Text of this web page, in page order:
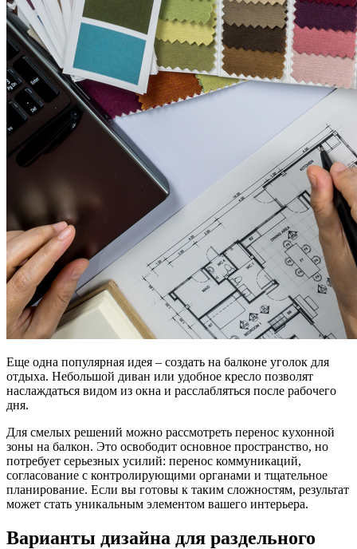
Еще одна популярная идея – создать на балконе уголок для
отдыха. Небольшой диван или удобное кресло позволят
наслаждаться видом из окна и расслабляться после рабочего
дня.
Для смелых решений можно рассмотреть перенос кухонной
зоны на балкон. Это освободит основное пространство, но
потребует серьезных усилий: перенос коммуникаций,
согласование с контролирующими органами и тщательное
планирование. Если вы готовы к таким сложностям, результат
может стать уникальным элементом вашего интерьера.
Варианты дизайна для раздельного